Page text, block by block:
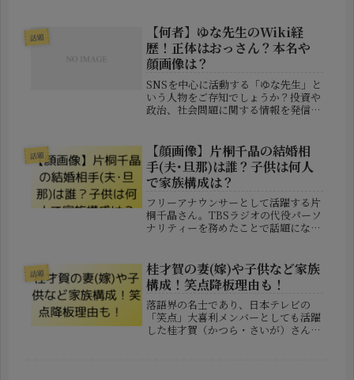
度は政治の最前線でどのような役割を
担っていくのか注目が集まっていま
す...
話題
【何者】ゆな先生のWiki経
歴！正体はおっさん？本名や
顔画像は？
SNSを中心に活動する「ゆな先生」と
いう人物をご存知でしょうか？投資や
政治、社会問題に関する情報を発信
サーです。しかし、その正体について
は多くの疑問が寄せられており...
話題
【顔画像】片桐千晶の結婚相
手(夫･旦那)は誰？子供は何人
で家族構成は？
フリーアナウンサーとして活躍する片
桐千晶さん。TBSラジオの代役パーソ
ナリティーを務めたことで話題になり
しかし・・・片桐千晶さんの結婚相手
はどんな人物なのか？お子さんはい
る...
話題
桂才賀の妻(嫁)や子供など家族
構成！笑点降板理由も！
落語界の名士であり、日本テレビの
「笑点」大喜利メンバーとしても活躍
した桂才賀（かつら・さいが）さん。